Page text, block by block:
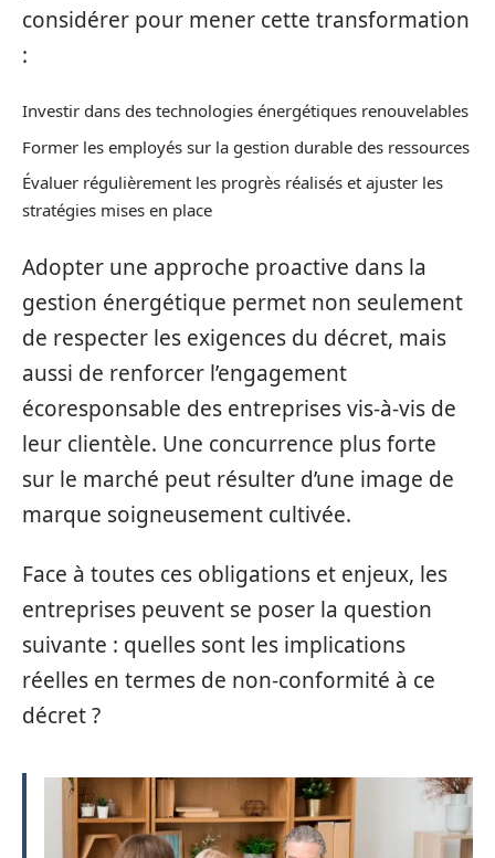
considérer pour mener cette transformation
:
Investir dans des technologies énergétiques renouvelables
Former les employés sur la gestion durable des ressources
Évaluer régulièrement les progrès réalisés et ajuster les
stratégies mises en place
Adopter une approche proactive dans la
gestion énergétique permet non seulement
de respecter les exigences du décret, mais
aussi de renforcer l’engagement
écoresponsable des entreprises vis-à-vis de
leur clientèle. Une concurrence plus forte
sur le marché peut résulter d’une image de
marque soigneusement cultivée.
Face à toutes ces obligations et enjeux, les
entreprises peuvent se poser la question
suivante : quelles sont les implications
réelles en termes de non-conformité à ce
décret ?